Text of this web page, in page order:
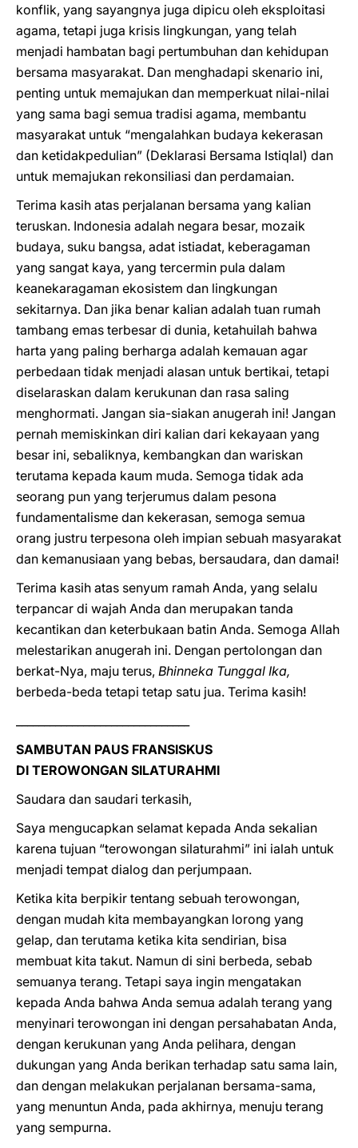
konflik, yang sayangnya juga dipicu oleh eksploitasi
agama, tetapi juga krisis lingkungan, yang telah
menjadi hambatan bagi pertumbuhan dan kehidupan
bersama masyarakat. Dan menghadapi skenario ini,
penting untuk memajukan dan memperkuat nilai-nilai
yang sama bagi semua tradisi agama, membantu
masyarakat untuk “mengalahkan budaya kekerasan
dan ketidakpedulian” (Deklarasi Bersama Istiqlal) dan
untuk memajukan rekonsiliasi dan perdamaian.
Terima kasih atas perjalanan bersama yang kalian
teruskan. Indonesia adalah negara besar, mozaik
budaya, suku bangsa, adat istiadat, keberagaman
yang sangat kaya, yang tercermin pula dalam
keanekaragaman ekosistem dan lingkungan
sekitarnya. Dan jika benar kalian adalah tuan rumah
tambang emas terbesar di dunia, ketahuilah bahwa
harta yang paling berharga adalah kemauan agar
perbedaan tidak menjadi alasan untuk bertikai, tetapi
diselaraskan dalam kerukunan dan rasa saling
menghormati. Jangan sia-siakan anugerah ini! Jangan
pernah memiskinkan diri kalian dari kekayaan yang
besar ini, sebaliknya, kembangkan dan wariskan
terutama kepada kaum muda. Semoga tidak ada
seorang pun yang terjerumus dalam pesona
fundamentalisme dan kekerasan, semoga semua
orang justru terpesona oleh impian sebuah masyarakat
dan kemanusiaan yang bebas, bersaudara, dan damai!
Terima kasih atas senyum ramah Anda, yang selalu
terpancar di wajah Anda dan merupakan tanda
kecantikan dan keterbukaan batin Anda. Semoga Allah
melestarikan anugerah ini. Dengan pertolongan dan
berkat-Nya, maju terus, Bhinneka Tunggal Ika,
berbeda-beda tetapi tetap satu jua. Terima kasih!
SAMBUTAN PAUS FRANSISKUS
DI TEROWONGAN SILATURAHMI
Saudara dan saudari terkasih,
Saya mengucapkan selamat kepada Anda sekalian
karena tujuan “terowongan silaturahmi” ini ialah untuk
menjadi tempat dialog dan perjumpaan.
Ketika kita berpikir tentang sebuah terowongan,
dengan mudah kita membayangkan lorong yang
gelap, dan terutama ketika kita sendirian, bisa
membuat kita takut. Namun di sini berbeda, sebab
semuanya terang. Tetapi saya ingin mengatakan
kepada Anda bahwa Anda semua adalah terang yang
menyinari terowongan ini dengan persahabatan Anda,
dengan kerukunan yang Anda pelihara, dengan
dukungan yang Anda berikan terhadap satu sama lain,
dan dengan melakukan perjalanan bersama-sama,
yang menuntun Anda, pada akhirnya, menuju terang
yang sempurna.